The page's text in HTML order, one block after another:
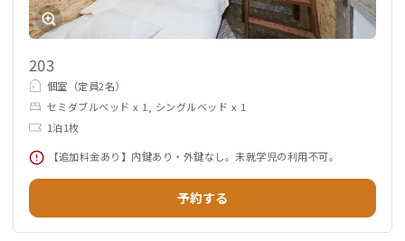
203
個室（定員2名）
セミダブルベッド x 1, シングルベッド x 1
1泊1枚
【追加料金あり】内鍵あり・外鍵なし。未就学児の利用不可。
予約する